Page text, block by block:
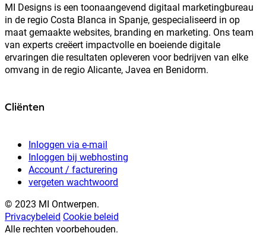
MI Designs is een toonaangevend digitaal marketingbureau
in de regio Costa Blanca in Spanje, gespecialiseerd in op
maat gemaakte websites, branding en marketing. Ons team
van experts creëert impactvolle en boeiende digitale
ervaringen die resultaten opleveren voor bedrijven van elke
omvang in de regio Alicante, Javea en Benidorm.
Cliënten
Inloggen via e-mail
Inloggen bij webhosting
Account / facturering
vergeten wachtwoord
© 2023 MI Ontwerpen.
Privacybeleid Cookie beleid
Alle rechten voorbehouden.